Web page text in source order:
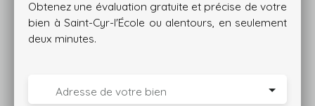
Obtenez une évaluation gratuite et précise de votre
bien à Saint-Cyr-l'École ou alentours, en seulement
deux minutes.
Adresse de votre bien